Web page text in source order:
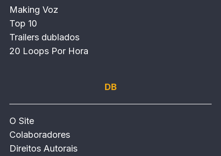
Making Voz
Top 10
Trailers dublados
20 Loops Por Hora
DB
O Site
Colaboradores
Direitos Autorais